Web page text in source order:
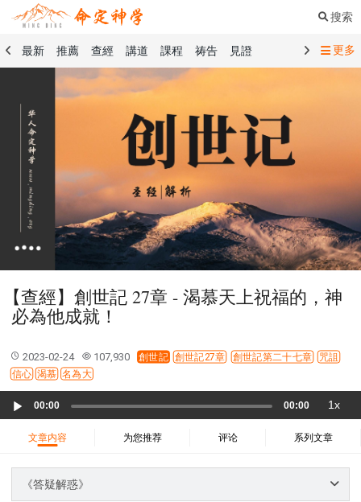
搜索
最新 推薦 查經 講道 課程 祷告
見證
命定音樂
命定書屋 命定奉獻 命定神學
禱告精選
查經精選
見證精選
創世記
傳道書
洗禮禮文
01 創世記
02 出埃及記
03 利未記
04 民數記 05 申命記
06 約書亞記
07 士師記
08 路得記
09 撒母耳記上
10 撒母耳記下
11 列王紀上
12 列王紀下
15 以斯拉記
16 尼希米記 17 以斯帖記
18 約伯記
19 詩篇
20 箴言 21 傳道書
23 以賽亞書
25 耶利米哀歌
27 但以理書
28 何西阿書
29 約珥書
30 阿摩司書
37 哈該書
38 撒迦利亞書
39 瑪拉基書
40 馬太福音
41 馬可福音
42 路加福音
43 約翰福音
46 哥林多前書
47 哥林多後書
48 加拉太書
52 帖撒羅尼迦前書
更多
【查經】創世記 27章 - 渴慕天上祝福的，神
必為他成就！
2023-02-24 107,930 創世記 創世記27章 創世記第二十七章
咒詛
信心 渴慕 名為大
Player
00:00 00:00 1x
文章内容 为您推荐 评论 系列文章
《答疑解惑》